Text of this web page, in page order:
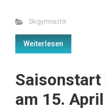
Skigymnastik
Weiterlesen
Saisonstart
am 15. April